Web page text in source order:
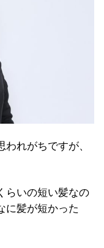
れがちですが、
らいの短い髪なの
に髪が短かった